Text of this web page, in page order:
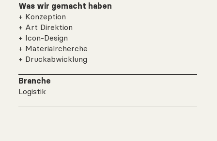
Was wir gemacht haben
+ Konzeption
+ Art Direktion
+ Icon-Design
+ Materialrcherche
+ Druckabwicklung
Branche
Logistik